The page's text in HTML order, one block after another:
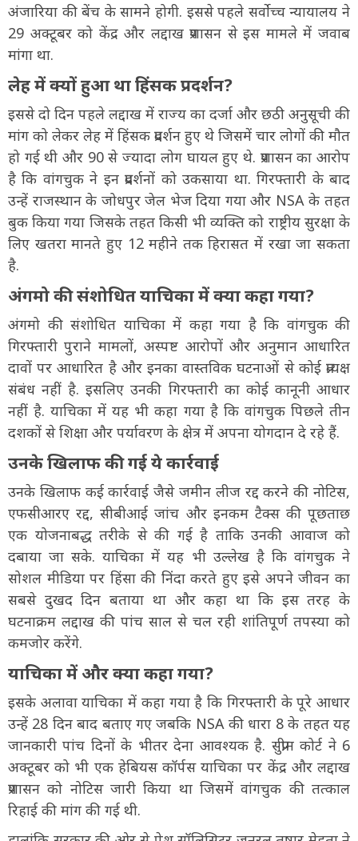
अंजारिया की बेंच के सामने होगी. इससे पहले सर्वोच्च न्यायालय ने
29 अक्टूबर को केंद्र और लद्दाख प्रशासन से इस मामले में जवाब
मांगा था.
लेह में क्यों हुआ था हिंसक प्रदर्शन?
इससे दो दिन पहले लद्दाख में राज्य का दर्जा और छठी अनुसूची की
मांग को लेकर लेह में हिंसक प्रदर्शन हुए थे जिसमें चार लोगों की मौत
हो गई थी और 90 से ज्यादा लोग घायल हुए थे. प्रशासन का आरोप
है कि वांगचुक ने इन प्रदर्शनों को उकसाया था. गिरफ्तारी के बाद
उन्हें राजस्थान के जोधपुर जेल भेज दिया गया और NSA के तहत
बुक किया गया जिसके तहत किसी भी व्यक्ति को राष्ट्रीय सुरक्षा के
लिए खतरा मानते हुए 12 महीने तक हिरासत में रखा जा सकता
है.
अंगमो की संशोधित याचिका में क्या कहा गया?
अंगमो की संशोधित याचिका में कहा गया है कि वांगचुक की
गिरफ्तारी पुराने मामलों, अस्पष्ट आरोपों और अनुमान आधारित
दावों पर आधारित है और इनका वास्तविक घटनाओं से कोई प्रत्यक्ष
संबंध नहीं है. इसलिए उनकी गिरफ्तारी का कोई कानूनी आधार
नहीं है. याचिका में यह भी कहा गया है कि वांगचुक पिछले तीन
दशकों से शिक्षा और पर्यावरण के क्षेत्र में अपना योगदान दे रहे हैं.
उनके खिलाफ की गई ये कार्रवाई
उनके खिलाफ कई कार्रवाई जैसे जमीन लीज रद्द करने की नोटिस,
एफसीआरए रद्द, सीबीआई जांच और इनकम टैक्स की पूछताछ
एक योजनाबद्ध तरीके से की गई है ताकि उनकी आवाज को
दबाया जा सके. याचिका में यह भी उल्लेख है कि वांगचुक ने
सोशल मीडिया पर हिंसा की निंदा करते हुए इसे अपने जीवन का
सबसे दुखद दिन बताया था और कहा था कि इस तरह के
घटनाक्रम लद्दाख की पांच साल से चल रही शांतिपूर्ण तपस्या को
कमजोर करेंगे.
याचिका में और क्या कहा गया?
इसके अलावा याचिका में कहा गया है कि गिरफ्तारी के पूरे आधार
उन्हें 28 दिन बाद बताए गए जबकि NSA की धारा 8 के तहत यह
जानकारी पांच दिनों के भीतर देना आवश्यक है. सुप्रीम कोर्ट ने 6
अक्टूबर को भी एक हेबियस कॉर्पस याचिका पर केंद्र और लद्दाख
प्रशासन को नोटिस जारी किया था जिसमें वांगचुक की तत्काल
रिहाई की मांग की गई थी.